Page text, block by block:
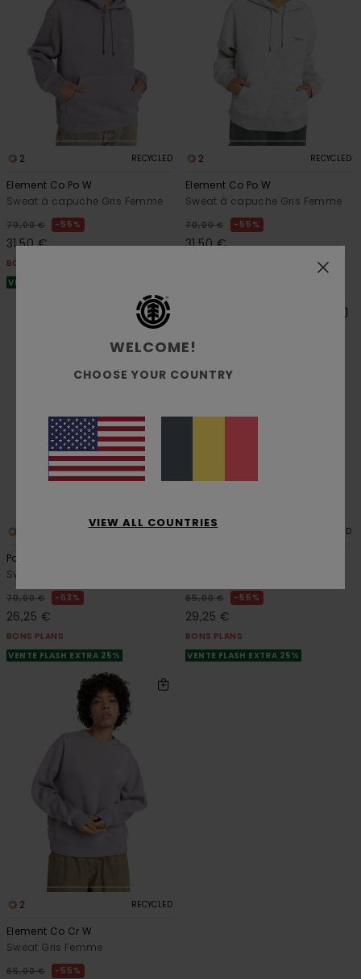
2 RECYCLED
Element Co Po W
Sweat à capuche Gris Femme
70,00 € 55%
31,50 €
BONS PLANS
VENTE FLASH EXTRA 25%
2 RECYCLED
Element Co Po W
Sweat à capuche Gris Femme
70,00 € 55%
31,50 €
RECYCLED
Party Flower
Sweat à capuche Beige Femme
70,00 € 63%
26,25 €
BONS PLANS
VENTE FLASH EXTRA 25%
2 RECYCLED
65,00 € 55%
29,25 €
BONS PLANS
VENTE FLASH EXTRA 25%
2 RECYCLED
Element Co Cr W
Sweat Gris Femme
65,00 € 55%
WELCOME!
CHOOSE YOUR COUNTRY
VIEW ALL COUNTRIES